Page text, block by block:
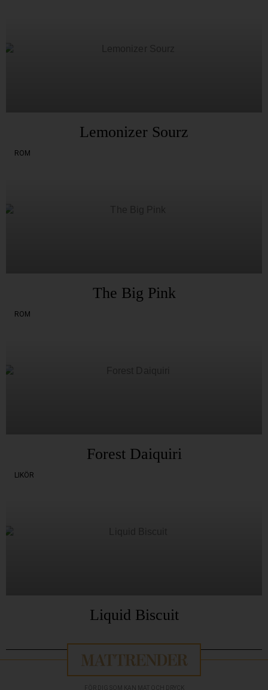
Lemonizer Sourz
ROM
The Big Pink
ROM
Forest Daiquiri
LIKÖR
Liquid Biscuit
FÖR DIG SOM KAN MAT OCH DRYCK